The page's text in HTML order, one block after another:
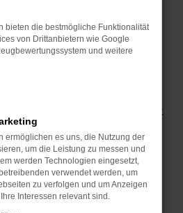
Effizienz und den
ist der T-Roc
Stadtverkehr für
Ausflüge ins Umland.
Nähe von Cuxhaven steht
Auswahl an
Verfügung. Unser Team hilft
passenden
finden, der Ihre
erfüllt.
Services wie
und
bieten die bestmögliche Funktionalität
von Drittanbietern wie Google
und weitere
ermöglichen es uns, die Nutzung der
um die Leistung zu messen und
werden Technologien eingesetzt,
verwendet werden, um
zu verfolgen und um Anzeigen
Interessen relevant sind.